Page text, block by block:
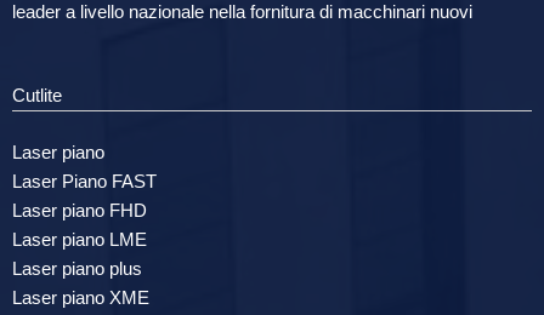
leader a livello nazionale nella fornitura di macchinari nuovi
Cutlite
Laser piano
Laser Piano FAST
Laser piano FHD
Laser piano LME
Laser piano plus
Laser piano XME